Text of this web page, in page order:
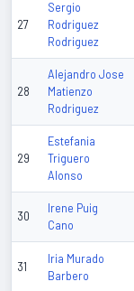
27
Sergio
Rodriguez
Rodriguez
28
Alejandro Jose
Matienzo
Rodriguez
29
Estefania
Triguero
Alonso
30
Irene Puig
Cano
31
Iria Murado
Barbero